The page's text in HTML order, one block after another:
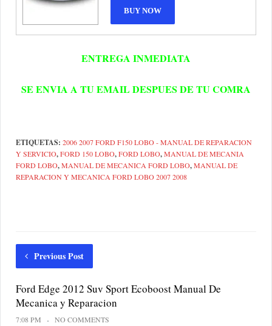
ENTREGA INMEDIATA
SE ENVIA A TU EMAIL DESPUES DE TU COMRA
ETIQUETAS: 2006 2007 FORD F150 LOBO - MANUAL DE REPARACION
Y SERVICIO,FORD 150 LOBO,FORD LOBO,MANUAL DE MECANIA
FORD LOBO,MANUAL DE MECANICA FORD LOBO,MANUAL DE
REPARACION Y MECANICA FORD LOBO 2007 2008
Previous Post
Ford Edge 2012 Suv Sport Ecoboost Manual De
Mecanica y Reparacion
7:08 PM NO COMMENTS